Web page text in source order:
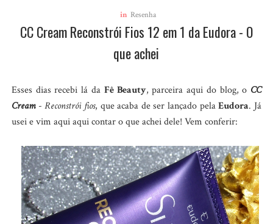
in Resenha
CC Cream Reconstrói Fios 12 em 1 da Eudora - O
que achei
Esses dias recebi lá da Fê Beauty, parceira aqui do blog, o CC
Cream-Reconstrói fios, que acaba de ser lançado pelaEudora. Já
usei e vim aqui aqui contar o que achei dele! Vem conferir: